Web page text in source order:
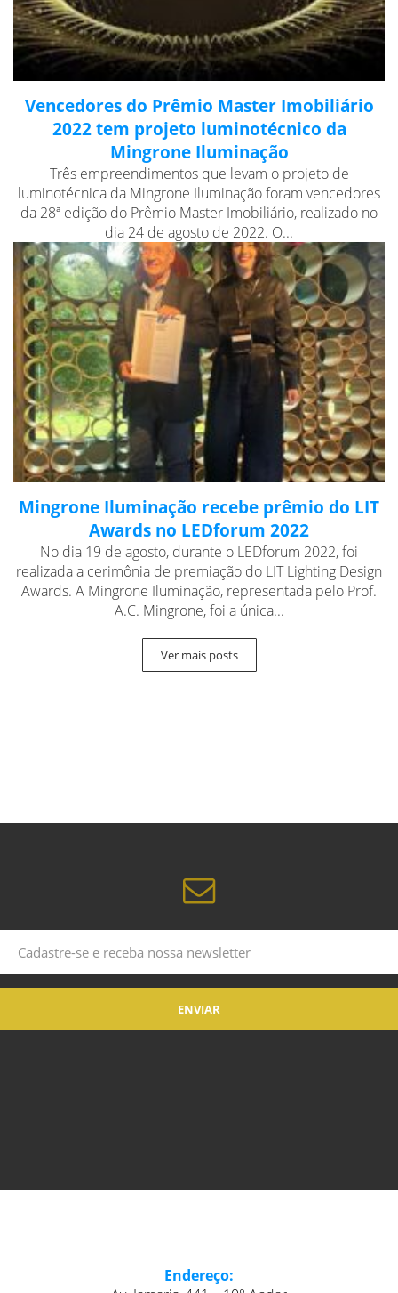
Vencedores do Prêmio Master Imobiliário
2022 tem projeto luminotécnico da
Mingrone Iluminação
Três empreendimentos que levam o projeto de
luminotécnica da Mingrone Iluminação foram vencedores
da 28ª edição do Prêmio Master Imobiliário, realizado no
dia 24 de agosto de 2022. O...
Mingrone Iluminação recebe prêmio do LIT
Awards no LEDforum 2022
No dia 19 de agosto, durante o LEDforum 2022, foi
realizada a cerimônia de premiação do LIT Lighting Design
Awards. A Mingrone Iluminação, representada pelo Prof.
A.C. Mingrone, foi a única...
Ver mais posts
Endereço: